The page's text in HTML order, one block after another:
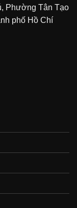
Phường Tân Tạo
phố Hồ Chí